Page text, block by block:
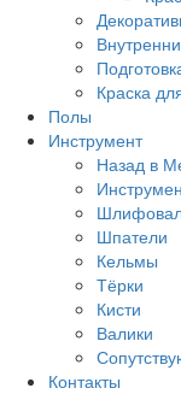
Краска
Полы
Инструмент
Назад в
Шпатели
Кельмы
Тёрки
Кисти
Валики
Контакты